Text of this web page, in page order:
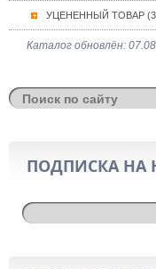
УЦЕНЕННЫЙ ТОВАР
Каталог обновлён:
ПОДПИСКА НА